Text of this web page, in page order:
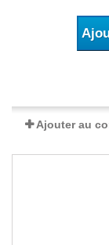
Ajouter au